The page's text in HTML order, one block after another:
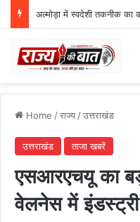
Home /राज्य/उत्तराखंड
उत्तराखंड ताजा खबरें
एसआरएचयू का
वेलनेस में इंडस्ट्री